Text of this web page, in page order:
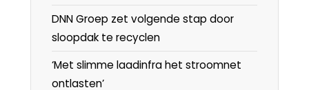
DNN Groep zet volgende stap door
sloopdak te recyclen
‘Met slimme laadinfra het stroomnet
ontlasten’